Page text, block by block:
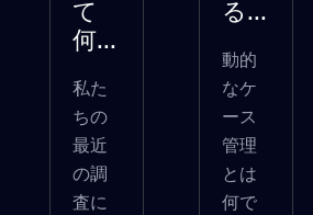
て
何...
私た
ちの
最近
の調
査に
る...
動的
なケ
ース
管理
とは
何で